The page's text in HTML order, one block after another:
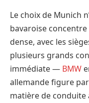
Le choix de Munich
bavaroise
dense, avec les
plusieurs grands
immédiate — BMW
allemande figure
matière de conduite